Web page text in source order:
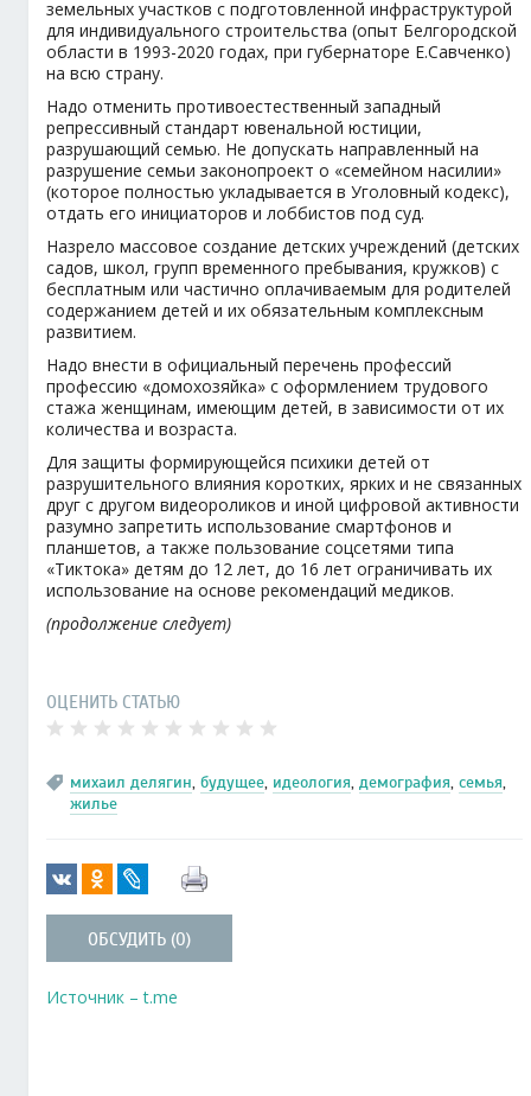
земельных участков с подготовленной инфраструктурой
для индивидуального строительства (опыт Белгородской
области в 1993-2020 годах, при губернаторе Е.Савченко)
на всю страну.
Надо отменить противоестественный западный
репрессивный стандарт ювенальной юстиции,
разрушающий семью. Не допускать направленный на
разрушение семьи законопроект о «семейном насилии»
(которое полностью укладывается в Уголовный кодекс),
отдать его инициаторов и лоббистов под суд.
Назрело массовое создание детских учреждений (детских
садов, школ, групп временного пребывания, кружков) с
бесплатным или частично оплачиваемым для родителей
содержанием детей и их обязательным комплексным
развитием.
Надо внести в официальный перечень профессий
профессию «домохозяйка» с оформлением трудового
стажа женщинам, имеющим детей, в зависимости от их
количества и возраста.
Для защиты формирующейся психики детей от
разрушительного влияния коротких, ярких и не связанных
друг с другом видеороликов и иной цифровой активности
разумно запретить использование смартфонов и
планшетов, а также пользование соцсетями типа
«Тиктока» детям до 12 лет, до 16 лет ограничивать их
использование на основе рекомендаций медиков.
(продолжение следует)
ОЦЕНИТЬ СТАТЬЮ
михаил делягин, будущее, идеология, демография, семья,
жилье
ОБСУДИТЬ (0)
Источник – t.me